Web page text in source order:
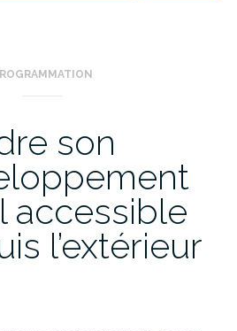
son
accessible
l’extérieur